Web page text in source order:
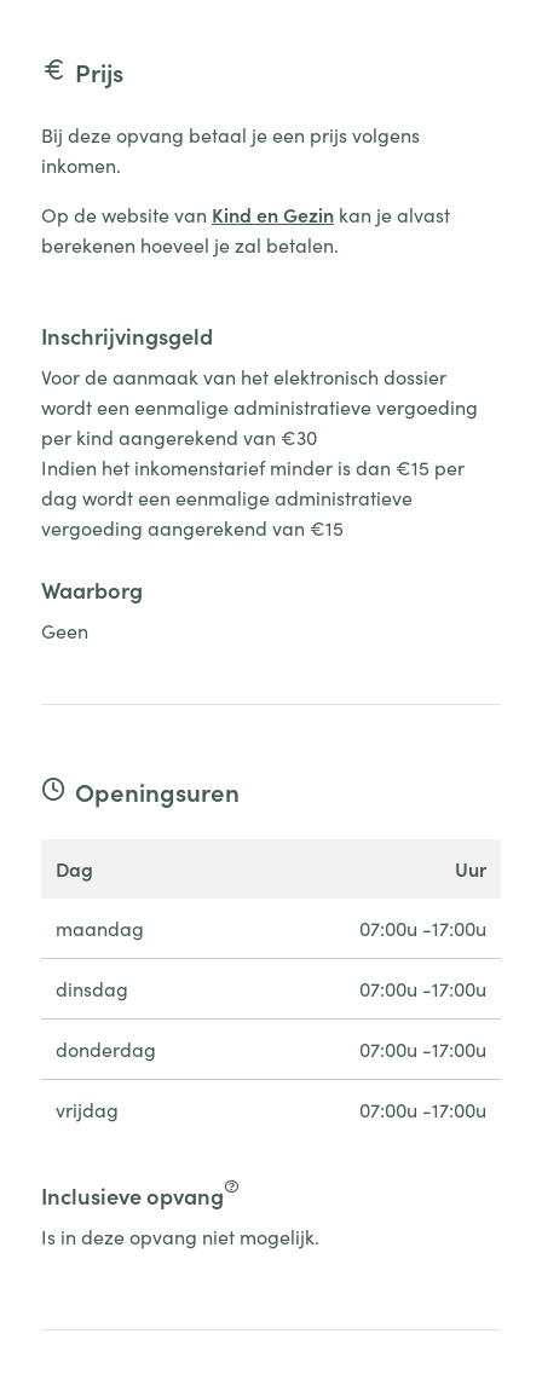
Prijs
Bij deze opvang betaal je een prijs volgens
inkomen.
Op de website van Kind en Gezinkan je alvast
berekenen hoeveel je zal betalen.
Inschrijvingsgeld
Voor de aanmaak van het elektronisch dossier
wordt een eenmalige administratieve vergoeding
per kind aangerekend van €30
Indien het inkomenstarief minder is dan €15 per
dag wordt een eenmalige administratieve
vergoeding aangerekend van €15
Waarborg
Geen
Openingsuren
dag uur
maandag 07:00u -17:00u
dinsdag 07:00u -17:00u
donderdag 07:00u -17:00u
vrijdag 07:00u -17:00u
Inclusieve opvang
Is in deze opvang niet mogelijk.